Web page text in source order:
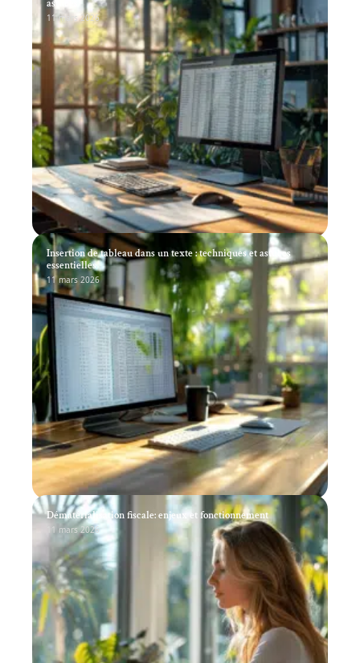
astuces
11 mars 2026
Insertion de tableau dans un texte : techniques et astuces
essentielles
11 mars 2026
Dématérialisation fiscale: enjeux et fonctionnement
11 mars 2026